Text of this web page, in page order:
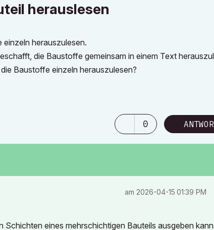
herauslesen
herauszulesen.
die Baustoffe gemeinsam in einem Text
Baustoffe einzeln herauszulesen?
0
am ‎2026-04-15 01:39 PM
eines mehrschichtigen Bauteils ausgeben